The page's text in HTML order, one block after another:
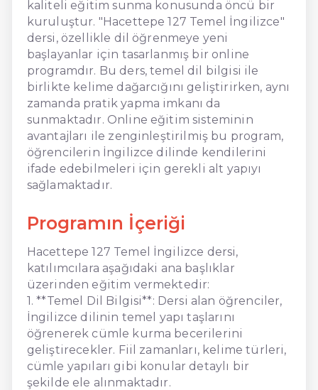
kaliteli eğitim sunma konusunda öncü bir
kuruluştur. "Hacettepe 127 Temel İngilizce"
dersi, özellikle dil öğrenmeye yeni
başlayanlar için tasarlanmış bir online
programdır. Bu ders, temel dil bilgisi ile
birlikte kelime dağarcığını geliştirirken, aynı
zamanda pratik yapma imkanı da
sunmaktadır. Online eğitim sisteminin
avantajları ile zenginleştirilmiş bu program,
öğrencilerin İngilizce dilinde kendilerini
ifade edebilmeleri için gerekli alt yapıyı
sağlamaktadır.
Programın İçeriği
Hacettepe 127 Temel İngilizce dersi,
katılımcılara aşağıdaki ana başlıklar
üzerinden eğitim vermektedir:
1. **Temel Dil Bilgisi**: Dersi alan öğrenciler,
İngilizce dilinin temel yapı taşlarını
öğrenerek cümle kurma becerilerini
geliştirecekler. Fiil zamanları, kelime türleri,
cümle yapıları gibi konular detaylı bir
şekilde ele alınmaktadır.